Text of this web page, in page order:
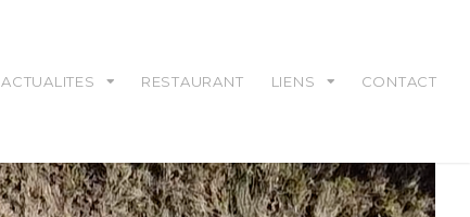
ACTUALITES RESTAURANT LIENS CONTACT